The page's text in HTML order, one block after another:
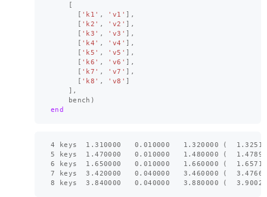
[
[ 'k1' , 'v1' ],
[ 'k2' , 'v2' ],
[ 'k3' , 'v3' ],
[ 'k4' , 'v4' ],
[ 'k5' , 'v5' ],
[ 'k6' , 'v6' ],
[ 'k7' , 'v7' ],
[ 'k8' , 'v8' ]
],
bench )
end
4 keys  1.310000   0.010000   1.320000 (
5 keys  1.470000   0.010000   1.480000 (
6 keys  1.650000   0.010000   1.660000 (
7 keys  3.420000   0.040000   3.460000 (